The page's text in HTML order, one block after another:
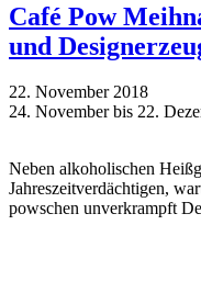
Café Pow
und
22. November 2018
24. November bis 22.
Neben alkoholischen
Jahreszeitverdächtigen,
powschen unverkrampft